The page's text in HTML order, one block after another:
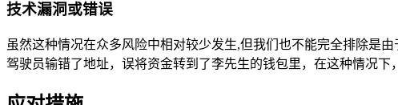
技术漏洞或错误
虽然这种情况在众多风险中相对较少发生,但我们也不能完全排除是
驾驶员输错了地址，误将资金转到了李先生的钱包里，在这种情况下